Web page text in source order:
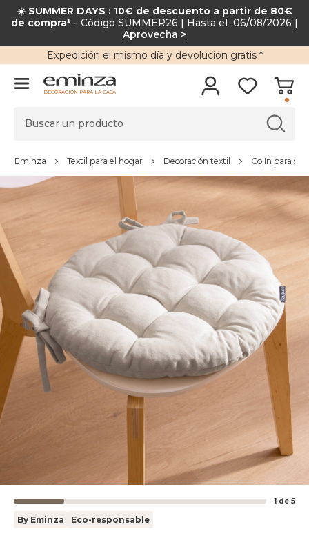
☀️ SUMMER DAYS : 10€ de descuento a partir de 80€
de compra¹ - Código SUMMER26 | Hasta el 06/08/2026 |
Aprovecha >
Expedición el mismo día y devolución gratis*
DECORACIÓN PARA LA CASA
Eminza Textil para el hogar Decoración textil Cojín para silla
1 de 5
By Eminza Eco-responsable